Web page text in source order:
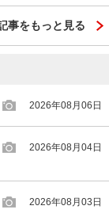
事をもっと見る
2026年08月06日
2026年08月04日
2026年08月03日